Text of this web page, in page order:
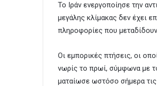
Το Ιράν ενεργοποίησε την
μεγάλης κλίμακας δεν έχει
πληροφορίες που
Οι εμπορικές πτήσεις, οι
νωρίς το πρωί, σύμφωνα με
ματαίωσε ωστόσο σήμερα τις